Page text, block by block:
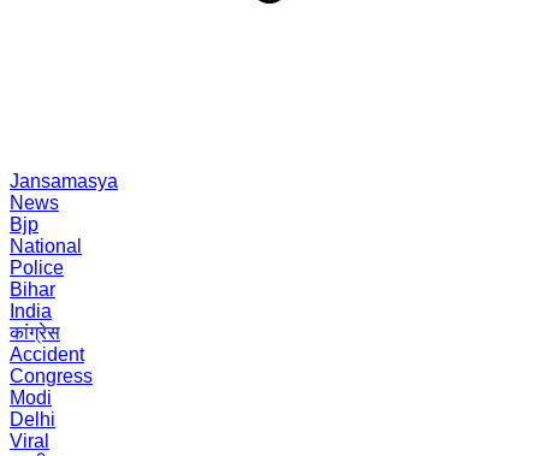
Jansamasya
News
Bjp
National
Police
Bihar
India
कांग्रेस
Accident
Congress
Modi
Delhi
Viral